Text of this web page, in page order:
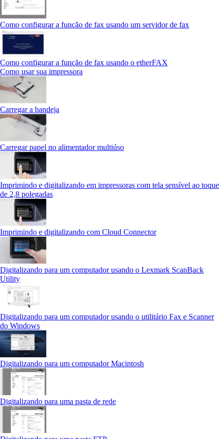
Como configurar a função de fax usando um servidor de fax
Como configurar a função de fax usando o etherFAX
Como usar sua impressora
Carregar a bandeja
Carregar papel no alimentador multiúso
Imprimindo e digitalizando em impressoras com tela sensível ao toque
de 2,8 polegadas
Imprimindo e digitalizando com Cloud Connector
Digitalizando para um computador usando o Lexmark ScanBack
Utility
Digitalizando para um computador usando o utilitário Fax e Scanner
do Windows
Digitalizando para um computador Macintosh
Digitalizando para uma pasta de rede